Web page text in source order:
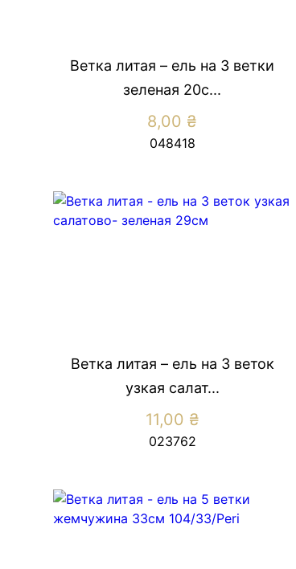
Ветка литая – ель на 3 ветки
зеленая 20с...
8,00 ₴
048418
Ветка литая – ель на 3 веток
узкая салат...
11,00 ₴
023762